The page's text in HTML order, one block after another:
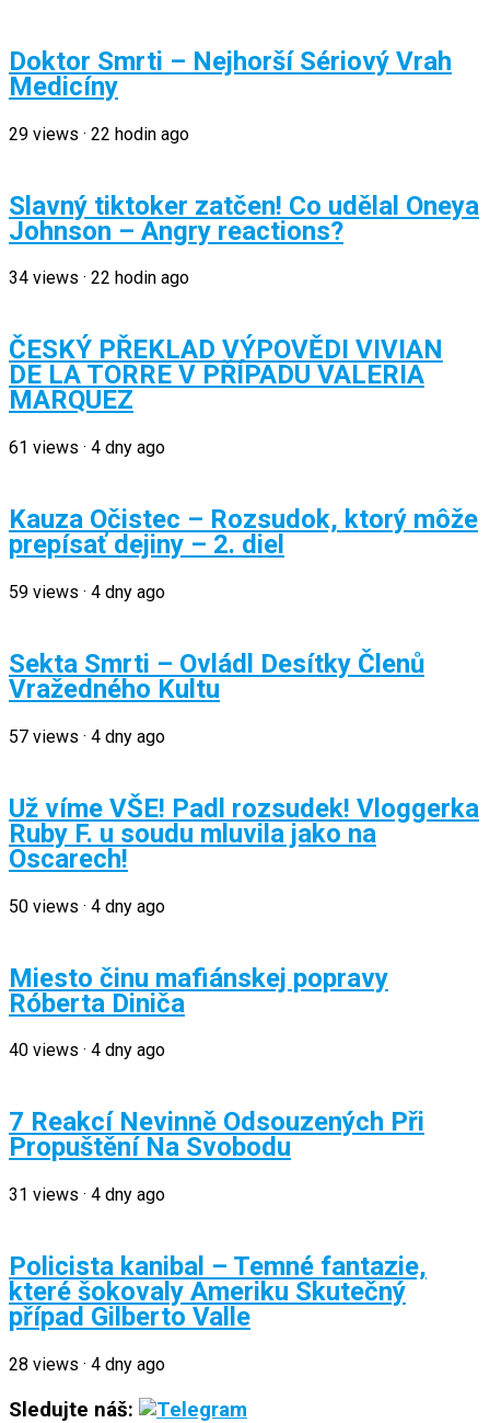
Doktor Smrti – Nejhorší Sériový Vrah
Medicíny
29 views · 22 hodin ago
Slavný tiktoker zatčen! Co udělal Oneya
Johnson – Angry reactions?
34 views · 22 hodin ago
ČESKÝ PŘEKLAD VÝPOVĚDI VIVIAN
DE LA TORRE V PŘÍPADU VALERIA
MARQUEZ
61 views · 4 dny ago
Kauza Očistec – Rozsudok, ktorý môže
prepísať dejiny – 2. diel
59 views · 4 dny ago
Sekta Smrti – Ovládl Desítky Členů
Vražedného Kultu
57 views · 4 dny ago
Už víme VŠE! Padl rozsudek! Vloggerka
Ruby F. u soudu mluvila jako na
Oscarech!
50 views · 4 dny ago
Miesto činu mafiánskej popravy
Róberta Diniča
40 views · 4 dny ago
7 Reakcí Nevinně Odsouzených Při
Propuštění Na Svobodu
31 views · 4 dny ago
Policista kanibal – Temné fantazie,
které šokovaly Ameriku Skutečný
případ Gilberto Valle
28 views · 4 dny ago
Sledujte náš: